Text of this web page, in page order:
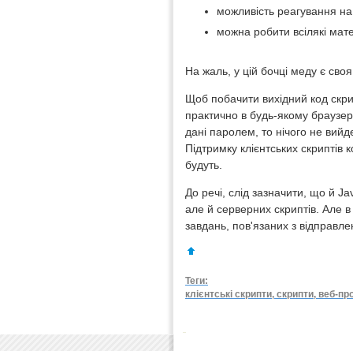
можливість реагування
можна робити всілякі
На жаль, у цій бочці меду є
Щоб побачити вихідний код
практично в будь-якому
дані паролем, то нічого не
Підтримку клієнтських
будуть.
До речі, слід зазначити, що й
але й серверних скриптів. Але
завдань, пов'язаних з
Теги:
клієнтські скрипти, скрипти, веб-